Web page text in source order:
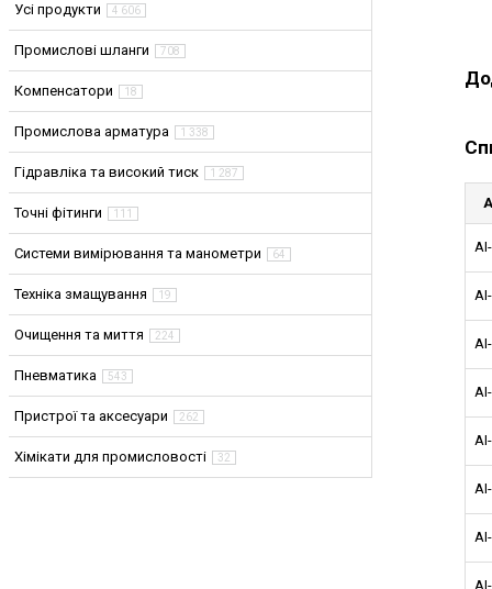
Усі продукти 4 606
Промислові шланги 708
Компенсатори 18
Промислова арматура 1 338
Гідравліка та високий тиск 1 287
Точні фітинги 111
Системи вимірювання та манометри 64
Техніка змащування 19
Очищення та миття 224
Пневматика 543
Пристрої та аксесуари 262
Хімікати для промисловості 32